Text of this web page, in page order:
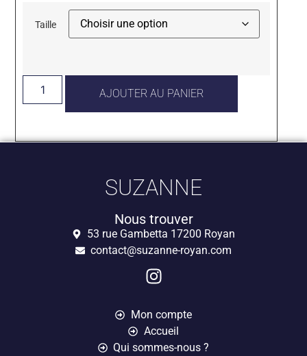
Taille
AJOUTER AU PANIER
SUZANNE
Nous trouver
53 rue Gambetta 17200 Royan
contact@suzanne-royan.com
Mon compte
Accueil
Qui sommes-nous ?